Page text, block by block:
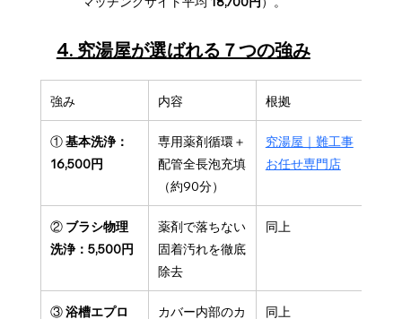
4. 究湯屋が選ばれる７つの強み
強み 内容 根拠
① 基本洗浄：
16,500円
専用薬剤循環＋
配管全長泡充填
（約90分）
究湯屋｜難工事
お任せ専門店
② ブラシ物理
洗浄：5,500円
薬剤で落ちない
固着汚れを徹底
除去
同上
③ 浴槽エプロ カバー内部のカ 同上